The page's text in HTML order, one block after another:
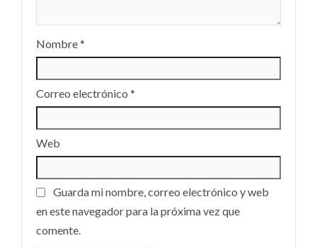
Nombre*
Correo electrónico *
Web
Guarda mi nombre, correo electrónico y web
en este navegador para la próxima vez que
comente.